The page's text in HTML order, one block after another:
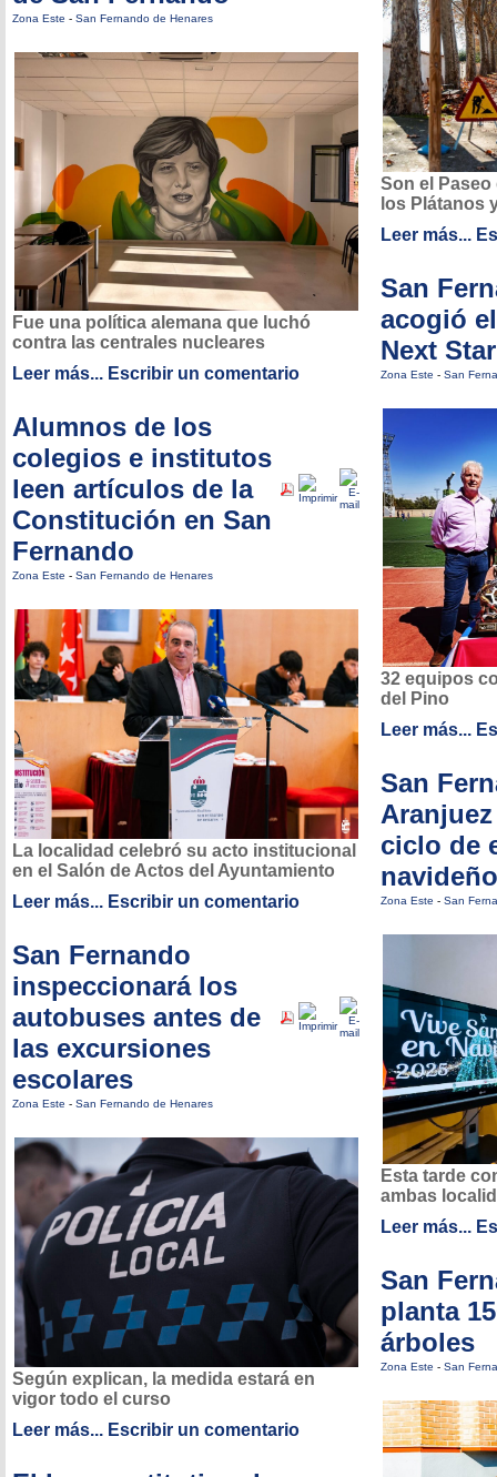
Zona Este - San Fernando de Henares
Fue una política alemana que luchó
contra las centrales nucleares
Leer más... Escribir un comentario
Alumnos de los
colegios e institutos
leen artículos de la
Constitución en San
Fernando
Zona Este - San Fernando de Henares
La localidad celebró su acto institucional
en el Salón de Actos del Ayuntamiento
Leer más... Escribir un comentario
San Fernando
inspeccionará los
autobuses antes de
las excursiones
escolares
Zona Este - San Fernando de Henares
Según explican, la medida estará en
vigor todo el curso
Leer más... Escribir un comentario
Son el
los Plátanos
Leer más...
San
acogió
Next
Zona Este - San
32 equipos
del Pino
Leer más...
San
ciclo de
Zona Este - San
Esta tarde
ambas
Leer más...
San
planta
árboles
Zona Este - San